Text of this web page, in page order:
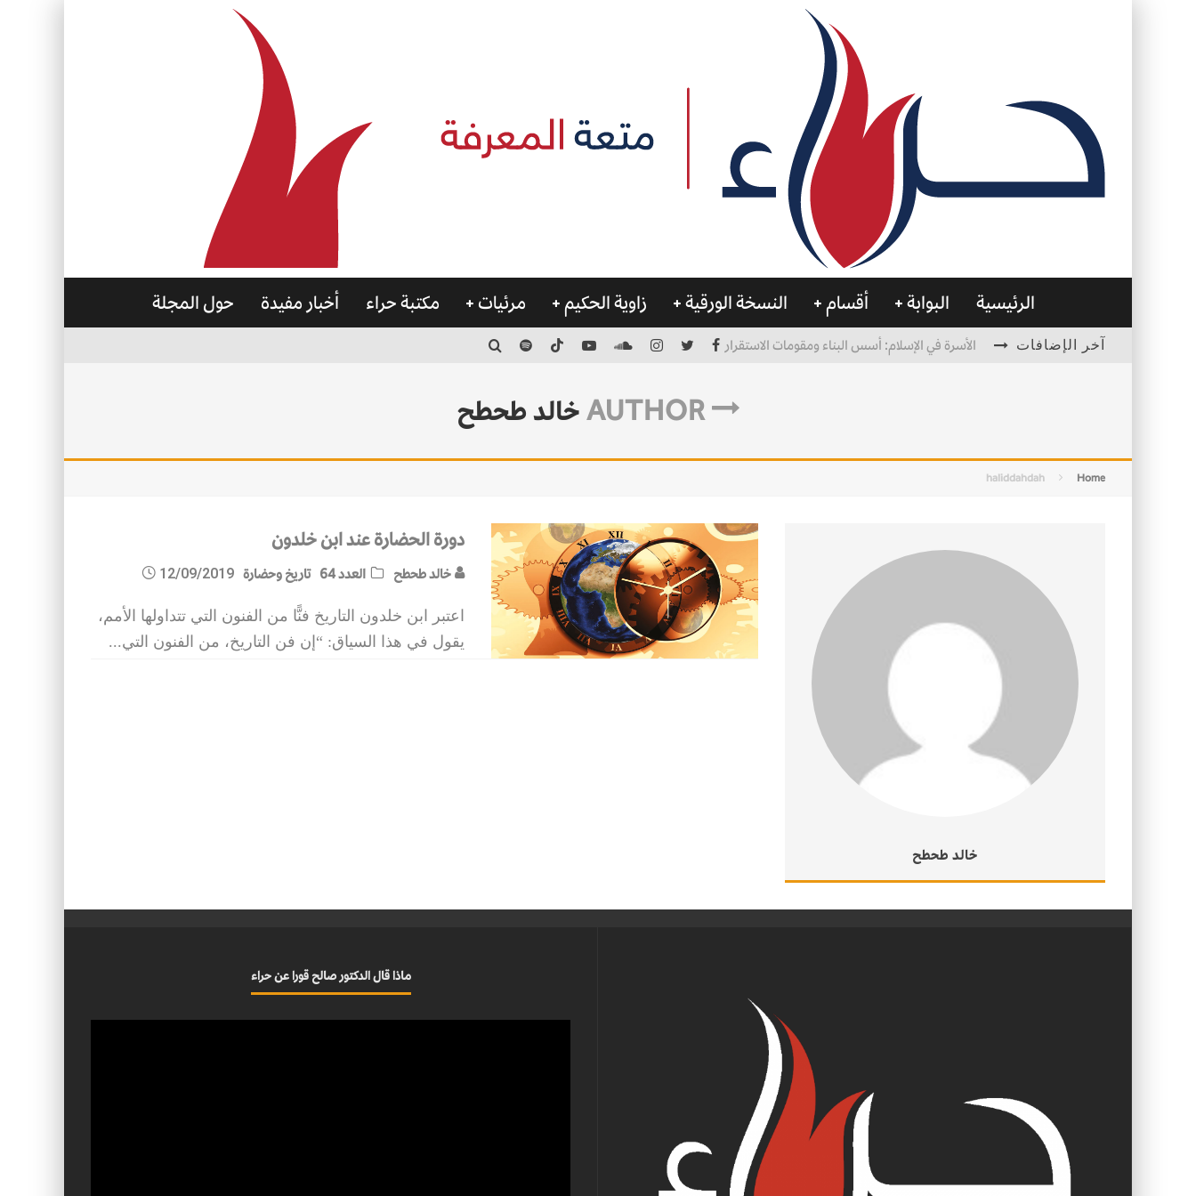
الرئيسية البوابة أقسام النسخة الورقية زاوية الحكيم مرئيات مكتبة حراء أخبار مفيدة حول المجلة
آخر الإضافات الأسرة في الإسلام: أسس البناء ومقومات الاستقرار
AUTHOR خالد طحطح
Home
haliddahdah
خالد طحطح
دورة الحضارة عند ابن خلدون
خالد طحطح العدد 64 تاريخ وحضارة 12/09/2019
اعتبر ابن خلدون التاريخ فنًّا من الفنون التي تتداولها الأمم،
يقول في هذا السياق: “إن فن التاريخ، من الفنون التي...
ماذا قال الدكتور صالح قورا عن حراء